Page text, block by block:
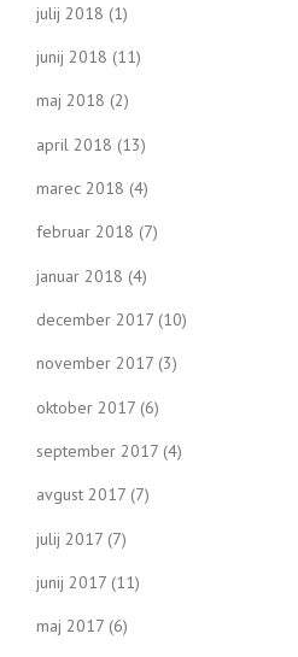
julij 2018 (1)
junij 2018 (11)
maj 2018 (2)
april 2018 (13)
marec 2018 (4)
februar 2018 (7)
januar 2018 (4)
december 2017 (10)
november 2017 (3)
oktober 2017 (6)
september 2017 (4)
avgust 2017 (7)
julij 2017 (7)
junij 2017 (11)
maj 2017 (6)